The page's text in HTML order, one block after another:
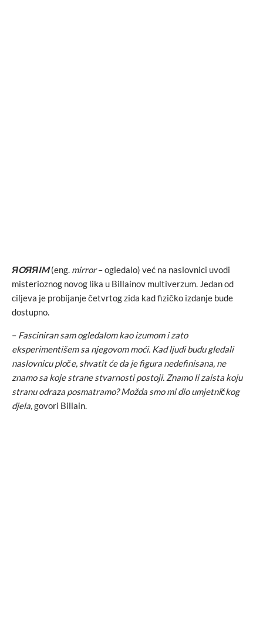
ЯOЯЯIM(eng. mirror– ogledalo) već na naslovnici uvodi
misterioznog novog lika u Billainov multiverzum. Jedan od
ciljeva je probijanje četvrtog zida kad fizičko izdanje bude
dostupno.
– Fasciniran sam ogledalom kao izumom i zato
eksperimentišem sa njegovom moći. Kad ljudi budu gledali
naslovnicu ploče, shvatit će da je figura nedefinisana, ne
znamo sa koje strane stvarnosti postoji. Znamo li zaista koju
stranu odraza posmatramo? Možda smo mi dio umjetničkog
djela, govori Billain.